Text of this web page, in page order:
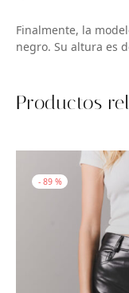
Finalmente, la
negro. Su altura es
Productos
- 89 %